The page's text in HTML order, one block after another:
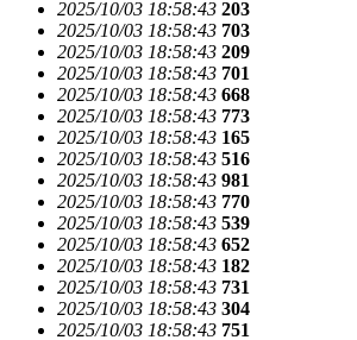
2025/10/03 18:58:43 203
2025/10/03 18:58:43 703
2025/10/03 18:58:43 209
2025/10/03 18:58:43 701
2025/10/03 18:58:43 668
2025/10/03 18:58:43 773
2025/10/03 18:58:43 165
2025/10/03 18:58:43 516
2025/10/03 18:58:43 981
2025/10/03 18:58:43 770
2025/10/03 18:58:43 539
2025/10/03 18:58:43 652
2025/10/03 18:58:43 182
2025/10/03 18:58:43 731
2025/10/03 18:58:43 304
2025/10/03 18:58:43 751